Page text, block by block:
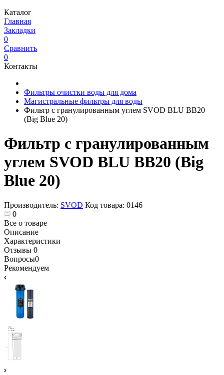
Каталог
Главная
Закладки
0
Сравнить
0
Контакты
Фильтры очистки воды для дома
Магистральные фильтры для воды
Фильтр с гранулированным углем SVOD BLU BB20
(Big Blue 20)
Фильтр с гранулированным
углем SVOD BLU BB20 (Big
Blue 20)
Производитель: SVOD Код товара: 0146
0
Все о товаре
Описание
Характеристики
Отзывы 0
Вопросы0
Рекомендуем